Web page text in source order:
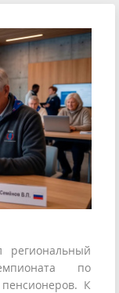
региональный
по
К